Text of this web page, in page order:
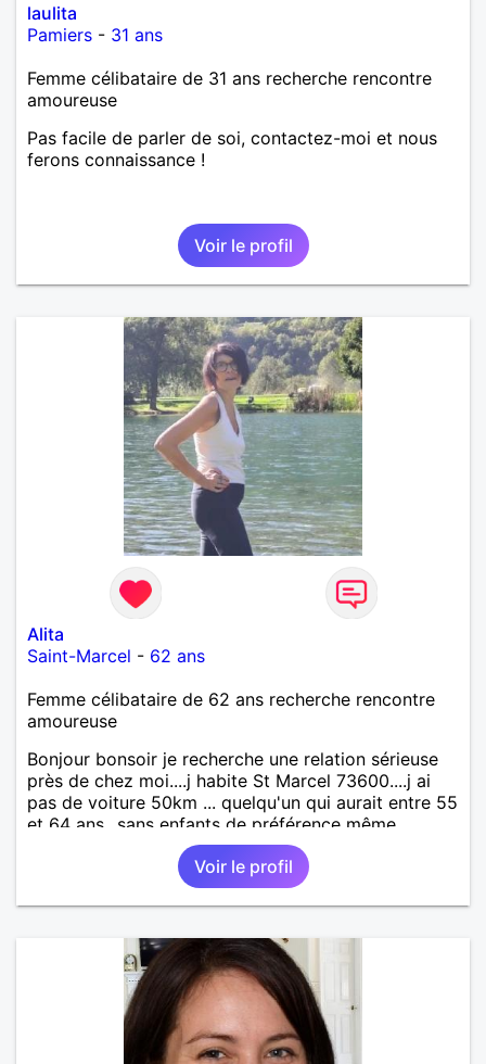
laulita
Pamiers - 31 ans
Femme célibataire de 31 ans recherche rencontre
amoureuse
Pas facile de parler de soi, contactez-moi et nous
ferons connaissance !
Voir le profil
Alita
Saint-Marcel - 62 ans
Femme célibataire de 62 ans recherche rencontre
amoureuse
Bonjour bonsoir je recherche une relation sérieuse
près de chez moi....j habite St Marcel 73600....j ai
pas de voiture 50km ... quelqu'un qui aurait entre 55
et 64 ans...sans enfants de préférence même
adultes et qui n aurait garder aucun contact avec
une où plusieurs ex...si vous correspondez à ma
recherche ecrivez moi je vous répondrai...
Voir le profil